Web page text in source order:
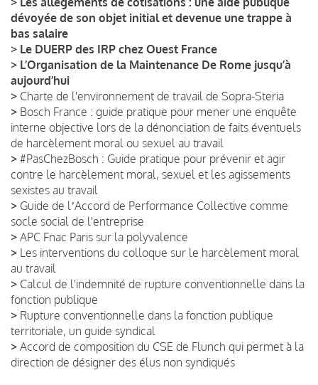
dévoyée de son objet initial et devenue une trappe à
bas salaire
> Le DUERP des IRP chez Ouest France
> L’Organisation de la Maintenance De Rome jusqu’à
aujourd’hui
> Charte de l'environnement de travail de Sopra-Steria
> Bosch France : guide pratique pour mener une enquête
interne objective lors de la dénonciation de faits éventuels
de harcèlement moral ou sexuel au travail
> #PasChezBosch : Guide pratique pour prévenir et agir
contre le harcèlement moral, sexuel et les agissements
sexistes au travail
> Guide de lʼAccord de Performance Collective comme
socle social de l'entreprise
> APC Fnac Paris sur la polyvalence
> Les interventions du colloque sur le harcèlement moral
au travail
> Calcul de l'indemnité de rupture conventionnelle dans la
fonction publique
> Rupture conventionnelle dans la fonction publique
territoriale, un guide syndical
> Accord de composition du CSE de Flunch qui permet à la
direction de désigner des élus non syndiqués